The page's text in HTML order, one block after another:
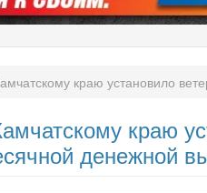
краю установило
краю
денежной